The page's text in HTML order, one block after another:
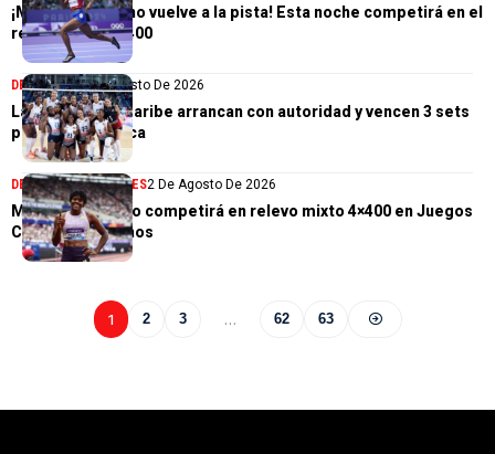
¡Marileidy Paulino vuelve a la pista! Esta noche competirá en el
relevo mixto 4×400
DEPORTES3 De Agosto De 2026
Las Reinas del Caribe arrancan con autoridad y vencen 3 sets
por 0 a Costa Rica
DEPORTESGENERALES2 De Agosto De 2026
Marileidy Paulino competirá en relevo mixto 4×400 en Juegos
Centroamericanos
1 2 3 … 62 63